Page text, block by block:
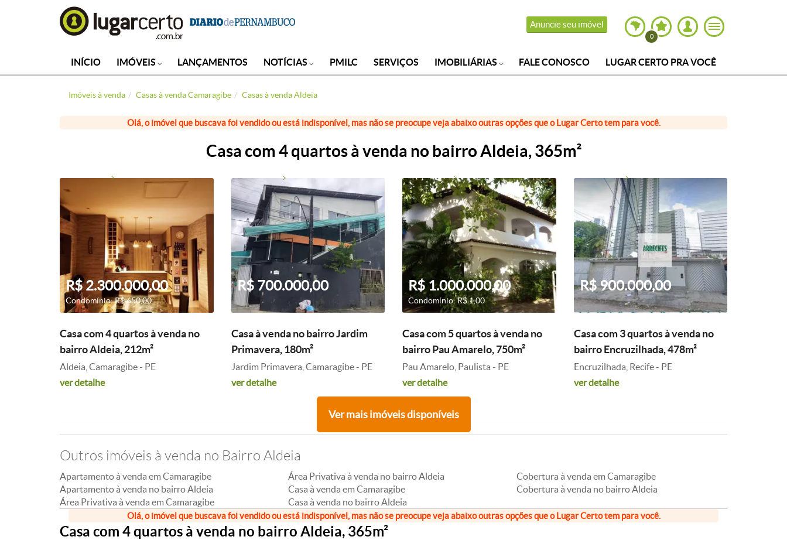
Anuncie seu imóvel
0
INÍCIO IMÓVEIS LANÇAMENTOS NOTÍCIAS PMILC SERVIÇOS IMOBILIÁRIAS FALE CONOSCO LUGAR CERTO PRA VOCÊ
Imóveis à venda Casas à venda Camaragibe Casas à venda Aldeia
Olá, o imóvel que buscava foi vendido ou está indisponível, mas não se preocupe veja abaixo outras opções que o Lugar Certo tem para você.
Casa com 4 quartos à venda no bairro Aldeia, 365m²
R$ 2.300.000,00
Condomínio: R$ 650,00
Casa com 4 quartos à venda no
bairro Aldeia, 212m²
Aldeia, Camaragibe - PE
ver detalhe
R$ 700.000,00
Casa à venda no bairro Jardim
Primavera, 180m²
Jardim Primavera, Camaragibe - PE
ver detalhe
R$ 1.000.000,00
Condomínio: R$ 1,00
Casa com 5 quartos à venda no
bairro Pau Amarelo, 750m²
Pau Amarelo, Paulista - PE
ver detalhe
R$ 900.000,00
Casa com 3 quartos à venda no
bairro Encruzilhada, 478m²
Encruzilhada, Recife - PE
ver detalhe
Ver mais imóveis disponíveis
Outros imóveis à venda no Bairro Aldeia
Apartamento à venda em Camaragibe
Apartamento à venda no bairro Aldeia
Área Privativa à venda em Camaragibe
Área Privativa à venda no bairro Aldeia
Casa à venda em Camaragibe
Casa à venda no bairro Aldeia
Cobertura à venda em Camaragibe
Cobertura à venda no bairro Aldeia
Olá, o imóvel que buscava foi vendido ou está indisponível, mas não se preocupe veja abaixo outras opções que o Lugar Certo tem para você.
Casa com 4 quartos à venda no bairro Aldeia, 365m²